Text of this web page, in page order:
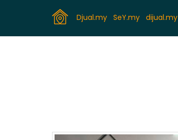
Djual.my SeY.my dijual.my